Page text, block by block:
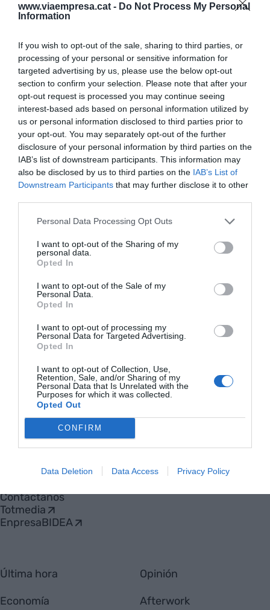
www.viaempresa.cat - Do Not Process My Personal
Information
If you wish to opt-out of the sale, sharing to third parties, or
processing of your personal or sensitive information for
targeted advertising by us, please use the below opt-out
section to confirm your selection. Please note that after your
opt-out request is processed you may continue seeing
interest-based ads based on personal information utilized by
us or personal information disclosed to third parties prior to
your opt-out. You may separately opt-out of the further
disclosure of your personal information by third parties on the
IAB’s list of downstream participants. This information may
also be disclosed by us to third parties on the IAB’s List of
Downstream Participants that may further disclose it to other
Personal Data Processing Opt Outs
I want to opt-out of the Sharing of my
personal data.
Opted In
I want to opt-out of the Sale of my
Personal Data.
Opted In
I want to opt-out of processing my
Personal Data for Targeted Advertising.
Opted In
I want to opt-out of Collection, Use,
Retention, Sale, and/or Sharing of my
Personal Data that Is Unrelated with the
Purposes for which it was collected.
Opted Out
CONFIRM
Data Deletion Data Access Privacy Policy
23 de mayo de 2023
LECCIONES PENDIENTES
Skype, una lección de 8.500
millones de dólares
2 de mayo de 2023
ECONOMÍA
Percebes, el manjar más
peligroso de recolectar
13 de abril de 2023
El 'game over' de Toys "R" Us
Anterior 1 2 3 4 5 Siguiente
Contáctanos
Totmedia
EnpresaBIDEA
Última hora
Economía
Opinión
Afterwork